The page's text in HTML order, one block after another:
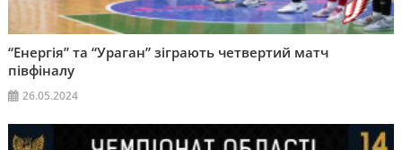
“Енергія” та “Ураган” зіграють четвертий матч
півфіналу
26.05.2024